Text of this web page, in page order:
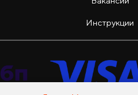
Инструкции